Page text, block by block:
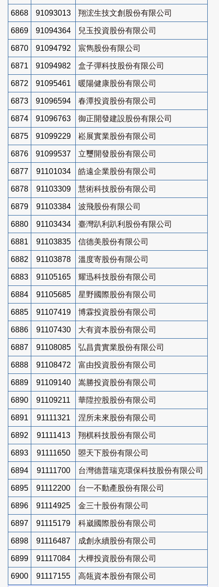
6868 91093013 翔浤生技文創股份有限公司
6869 91094364 兒玉投資股份有限公司
6870 91094792 宸雋股份有限公司
6871 91094982 盒子彈科技股份有限公司
6872 91095461 暖陽健康股份有限公司
6873 91096594 春潭投資股份有限公司
6874 91096763 御正開發建設股份有限公司
6875 91099229 崧展實業股份有限公司
6876 91099537 立璽開發股份有限公司
6877 91101034 皓遠企業股份有限公司
6878 91103309 慧術科技股份有限公司
6879 91103384 波飛股份有限公司
6880 91103434 臺灣趴利趴利股份有限公司
6881 91103835 信德美股份有限公司
6882 91103878 溫度寄股份有限公司
6883 91105165 耀迅科技股份有限公司
6884 91105685 星野國際股份有限公司
6885 91107419 博霖投資股份有限公司
6886 91107430 大有資本股份有限公司
6887 91108085 弘昌貴實業股份有限公司
6888 91108472 富由投資股份有限公司
6889 91109140 嵩勝投資股份有限公司
6890 91109211 華陞控股股份有限公司
6891 91111321 涅所未來股份有限公司
6892 91111413 翔棋科技股份有限公司
6893 91111650 曌天下股份有限公司
6894 91111700 台灣德普瑞克環保科技股份有限公司
6895 91112200 台一不動產股份有限公司
6896 91114925 金三十股份有限公司
6897 91115179 科崴國際股份有限公司
6898 91116487 成創永續股份有限公司
6899 91117084 大樺投資股份有限公司
6900 91117155
高瓴資本股份有限公司